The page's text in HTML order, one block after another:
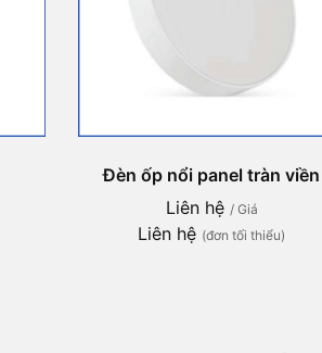
Đèn ốp nổi panel tràn viền
Liên hệ / Giá
Liên hệ (đơn tối thiểu)